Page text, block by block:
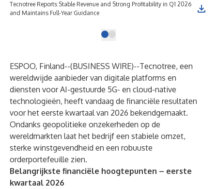
Tecnotree Reports Stable Revenue and Strong Profitability in Q1 2026
and Maintains Full-Year Guidance
ESPOO, Finland--(BUSINESS WIRE)--Tecnotree, een
wereldwijde aanbieder van digitale platforms en
diensten voor AI-gestuurde 5G- en cloud-native
technologieën, heeft vandaag de financiële resultaten
voor het eerste kwartaal van 2026 bekendgemaakt.
Ondanks geopolitieke onzekerheden op de
wereldmarkten laat het bedrijf een stabiele omzet,
sterke winstgevendheid en een robuuste
orderportefeuille zien.
Belangrijkste financiële hoogtepunten – eerste
kwartaal 2026